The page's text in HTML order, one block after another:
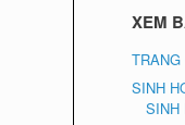
XEM
TRANG
SINH
SINH